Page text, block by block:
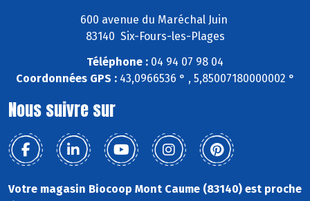
600 avenue du Maréchal Juin
83140 Six-Fours-les-Plages
Téléphone : 04 94 07 98 04
Coordonnées GPS :43,0966536 ° , 5,85007180000002 °
Nous suivre sur
Votre magasin Biocoop Mont Caume (83140) est proche